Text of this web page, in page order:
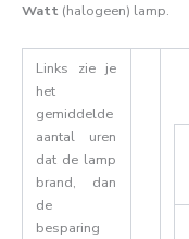
Watt (halogeen) lamp.
Links zie je
het
gemiddelde
aantal uren
dat de lamp
brand, dan
de
besparing